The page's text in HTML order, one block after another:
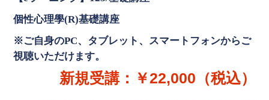
個性心理學(R)基礎講座
※ご自身のPC、タブレット、スマートフォンからご
視聴いただけます。
新規受講：￥22,000（税込）